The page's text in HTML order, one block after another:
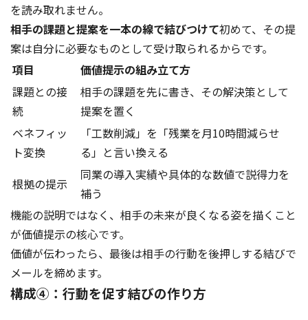
を読み取れません。
相手の課題と提案を一本の線で結びつけて初めて、その提
案は自分に必要なものとして受け取られるからです。
項目
価値提示の組み立て方
課題との接
続
相手の課題を先に書き、その解決策として
提案を置く
ベネフィッ
ト変換
「工数削減」を「残業を月10時間減らせ
る」と言い換える
根拠の提示
同業の導入実績や具体的な数値で説得力を
補う
機能の説明ではなく、相手の未来が良くなる姿を描くこと
が価値提示の核心です。
価値が伝わったら、最後は相手の行動を後押しする結びで
メールを締めます。
構成④：行動を促す結びの作り方